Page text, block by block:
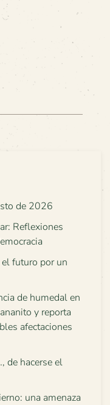
de 2026
Reflexiones
futuro por un
de humedal en
y reporta
afectaciones
de hacerse el
una amenaza